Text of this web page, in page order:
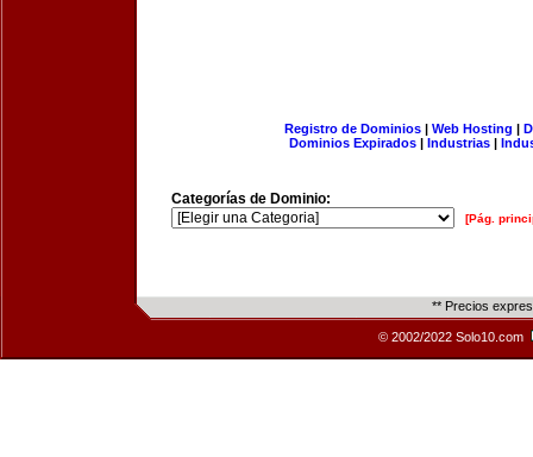
Registro de Dominios| Web Hosting |
Dominios Expirados | Industrias |
Categorías de Dominio:
[Pág.
** Precios
© 2002/2022 Solo10.com